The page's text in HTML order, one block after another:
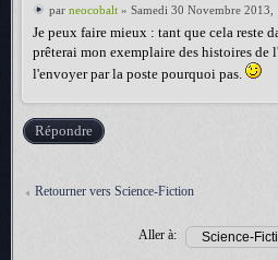
par neocobalt » Samedi 30 Novembre 2013,
Je peux faire mieux : tant que cela reste
prêterai mon exemplaire des histoires de
l'envoyer par la poste pourquoi pas.
Répondre
Retourner vers Science-Fiction
Aller à: